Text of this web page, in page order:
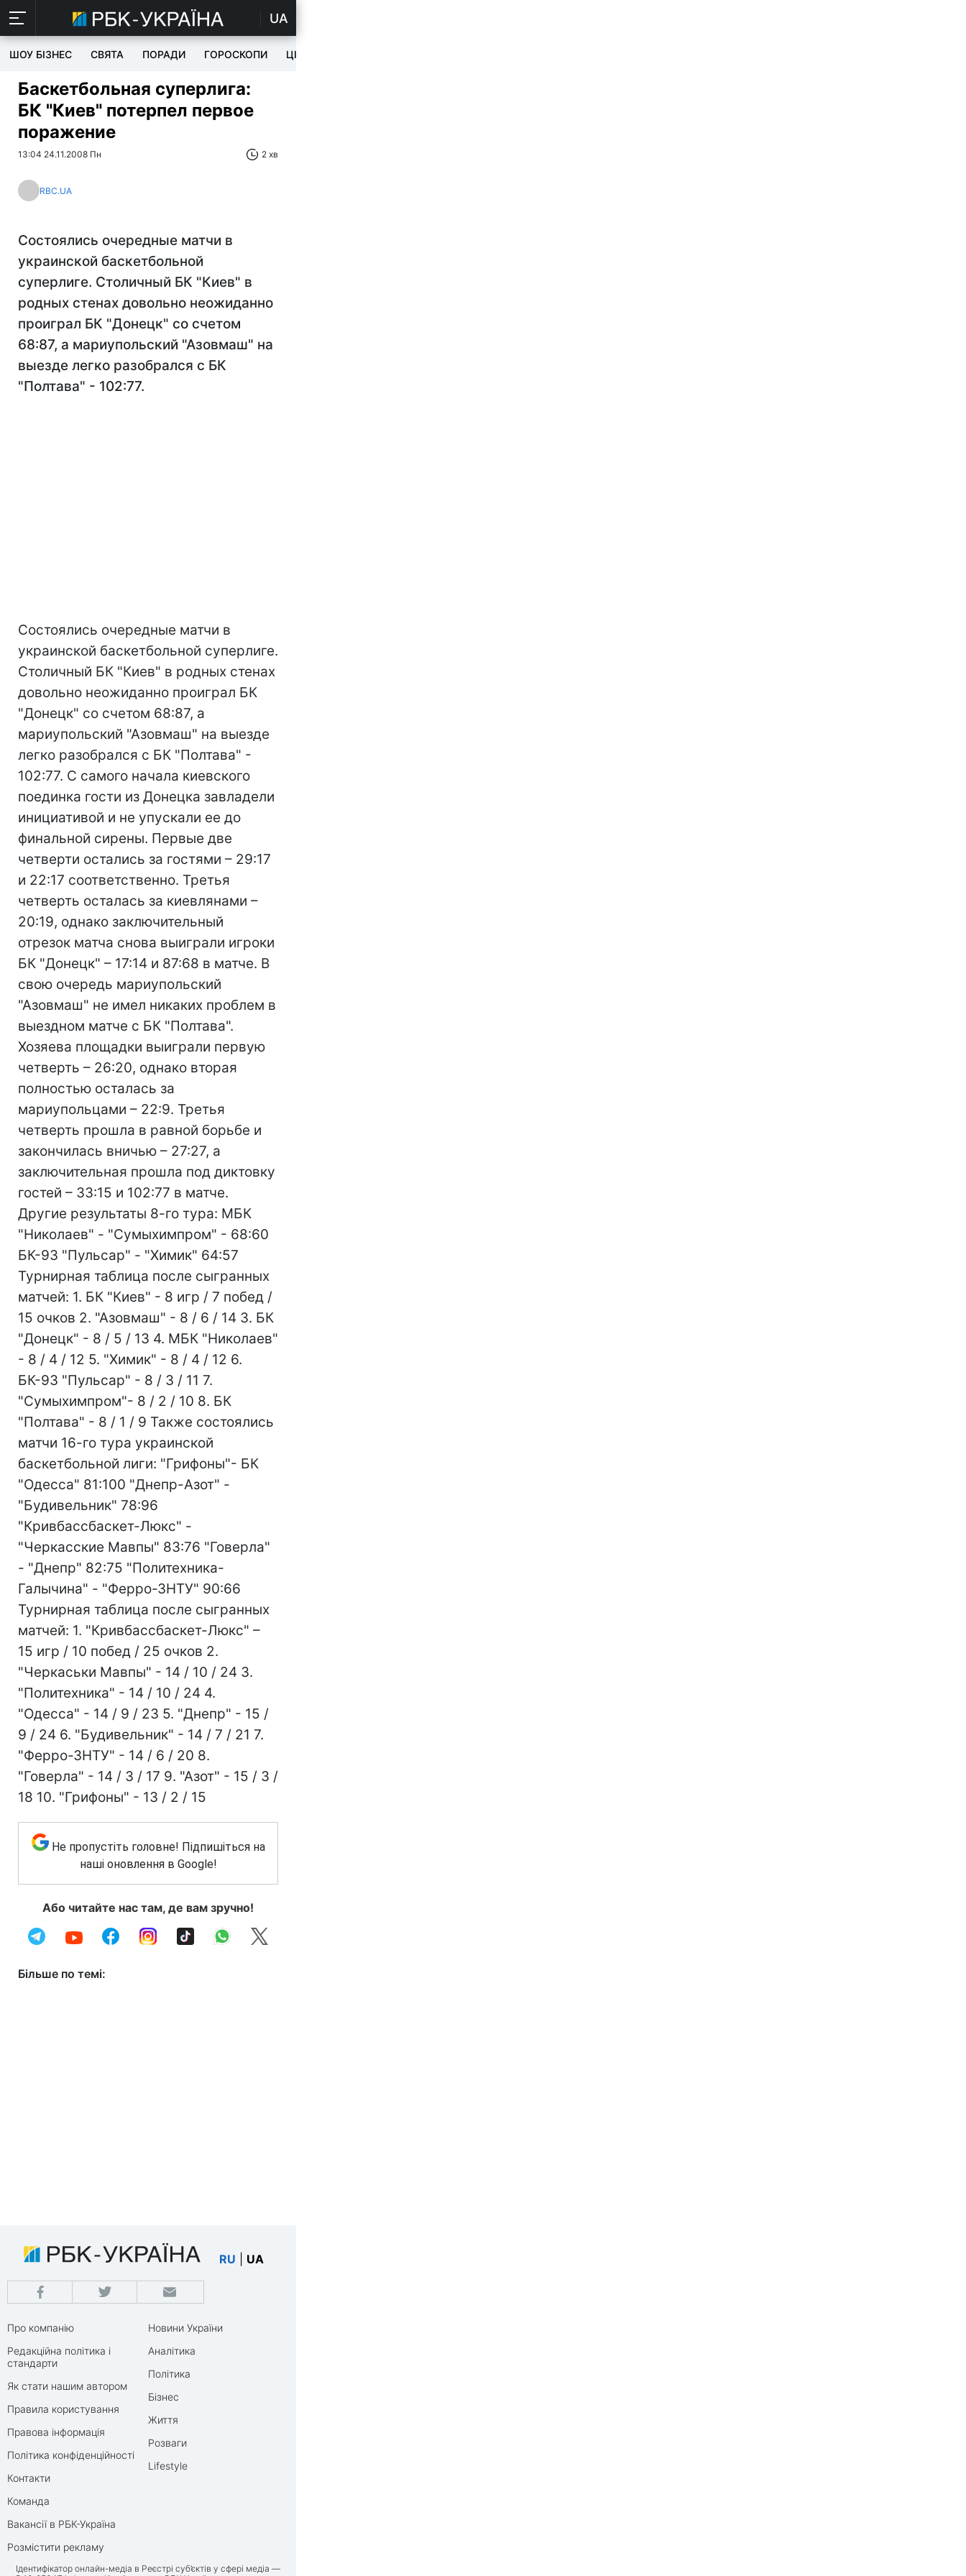
UA
ШОУ БІЗНЕС СВЯТА ПОРАДИ ГОРОСКОПИ ЦІКАВЕ
Баскетбольная суперлига:
БК "Киев" потерпел первое
поражение
13:04 24.11.2008 Пн 2 хв
RBC.UA
Состоялись очередные матчи в
украинской баскетбольной
суперлиге. Столичный БК "Киев" в
родных стенах довольно неожиданно
проиграл БК "Донецк" со счетом
68:87, а мариупольский "Азовмаш" на
выезде легко разобрался с БК
"Полтава" - 102:77.
Состоялись очередные матчи в
украинской баскетбольной суперлиге.
Столичный БК "Киев" в родных стенах
довольно неожиданно проиграл БК
"Донецк" со счетом 68:87, а
мариупольский "Азовмаш" на выезде
легко разобрался с БК "Полтава" -
102:77. С самого начала киевского
поединка гости из Донецка завладели
инициативой и не упускали ее до
финальной сирены. Первые две
четверти остались за гостями – 29:17
и 22:17 соответственно. Третья
четверть осталась за киевлянами –
20:19, однако заключительный
отрезок матча снова выиграли игроки
БК "Донецк" – 17:14 и 87:68 в матче. В
свою очередь мариупольский
"Азовмаш" не имел никаких проблем в
выездном матче с БК "Полтава".
Хозяева площадки выиграли первую
четверть – 26:20, однако вторая
полностью осталась за
мариупольцами – 22:9. Третья
четверть прошла в равной борьбе и
закончилась вничью – 27:27, а
заключительная прошла под диктовку
гостей – 33:15 и 102:77 в матче.
Другие результаты 8-го тура: МБК
"Николаев" - "Сумыхимпром" - 68:60
БК-93 "Пульсар" - "Химик" 64:57
Турнирная таблица после сыгранных
матчей: 1. БК "Киев" - 8 игр / 7 побед /
15 очков 2. "Азовмаш" - 8 / 6 / 14 3. БК
"Донецк" - 8 / 5 / 13 4. МБК "Николаев"
- 8 / 4 / 12 5. "Химик" - 8 / 4 / 12 6.
БК-93 "Пульсар" - 8 / 3 / 11 7.
"Сумыхимпром"- 8 / 2 / 10 8. БК
"Полтава" - 8 / 1 / 9 Также состоялись
матчи 16-го тура украинской
баскетбольной лиги: "Грифоны"- БК
"Одесса" 81:100 "Днепр-Азот" -
"Будивельник" 78:96
"Кривбассбаскет-Люкс" -
"Черкасские Мавпы" 83:76 "Говерла"
- "Днепр" 82:75 "Политехника-
Галычина" - "Ферро-ЗНТУ" 90:66
Турнирная таблица после сыгранных
матчей: 1. "Кривбассбаскет-Люкс" –
15 игр / 10 побед / 25 очков 2.
"Черкаськи Мавпы" - 14 / 10 / 24 3.
"Политехника" - 14 / 10 / 24 4.
"Одесса" - 14 / 9 / 23 5. "Днепр" - 15 /
9 / 24 6. "Будивельник" - 14 / 7 / 21 7.
"Ферро-ЗНТУ" - 14 / 6 / 20 8.
"Говерла" - 14 / 3 / 17 9. "Азот" - 15 / 3 /
18 10. "Грифоны" - 13 / 2 / 15
Не пропустіть головне! Підпишіться на
наші оновлення в Google!
Або читайте нас там, де вам зручно!
Більше по темі:
RU UA
Про компанію
Редакційна політика і
стандарти
Як стати нашим автором
Правила користування
Правова інформація
Політика конфіденційності
Контакти
Команда
Вакансії в РБК-Україна
Розмістити рекламу
Новини України
Аналітика
Політика
Бізнес
Життя
Розваги
Lifestyle
Ідентифікатор онлайн-медіа в Реєстрі суб’єктів у сфері медіа —